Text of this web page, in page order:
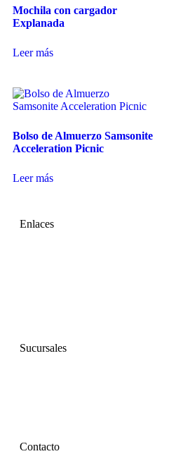
Mochila con cargador
Explanada
Leer más
Bolso de Almuerzo Samsonite
Acceleration Picnic
Leer más
Enlaces
Sucursales
Contacto